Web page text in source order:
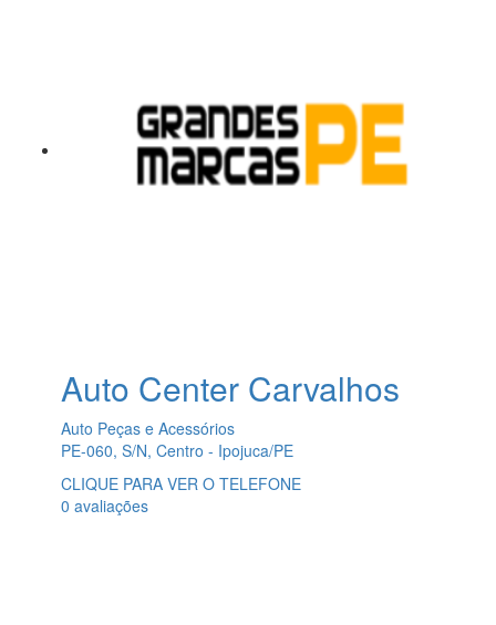
Auto Center Carvalhos
Auto Peças e Acessórios
PE-060, S/N, Centro - Ipojuca/PE
CLIQUE PARA VER O TELEFONE
0 avaliações